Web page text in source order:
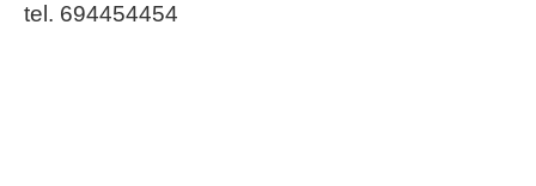
tel. 694454454